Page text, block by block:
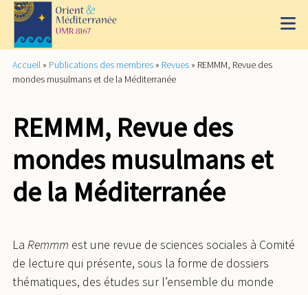
Accueil » Publications des membres » Revues » REMMM, Revue des
mondes musulmans et de la Méditerranée
REMMM, Revue des
mondes musulmans et
de la Méditerranée
La Remmm est une revue de sciences sociales à Comité
de lecture qui présente, sous la forme de dossiers
thématiques, des études sur l’ensemble du monde